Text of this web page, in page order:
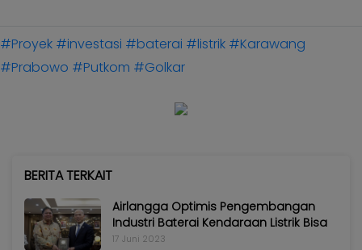
#Proyek #investasi #baterai #listrik #Karawang
#Prabowo #Putkom #Golkar
BERITA TERKAIT
Airlangga Optimis Pengembangan
Industri Baterai Kendaraan Listrik Bisa
17 Juni 2023